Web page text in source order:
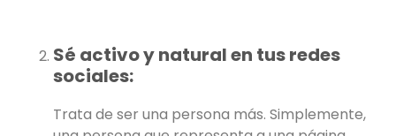
Sé activo y natural en tus redes
sociales:
Trata de ser una persona más. Simplemente,